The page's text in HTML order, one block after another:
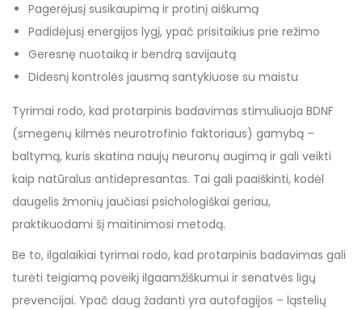
Pagerėjusį susikaupimą ir protinį aiškumą
Padidėjusį energijos lygį, ypač prisitaikius prie režimo
Geresnę nuotaiką ir bendrą savijautą
Didesnį kontrolės jausmą santykiuose su maistu
Tyrimai rodo, kad protarpinis badavimas stimuliuoja BDNF
(smegenų kilmės neurotrofinio faktoriaus) gamybą –
baltymą, kuris skatina naujų neuronų augimą ir gali veikti
kaip natūralus antidepresantas. Tai gali paaiškinti, kodėl
daugelis žmonių jaučiasi psichologiškai geriau,
praktikuodami šį maitinimosi metodą.
Be to, ilgalaikiai tyrimai rodo, kad protarpinis badavimas gali
turėti teigiamą poveikį ilgaamžiškumui ir senatvės ligų
prevencijai. Ypač daug žadanti yra autofagijos – ląstelių